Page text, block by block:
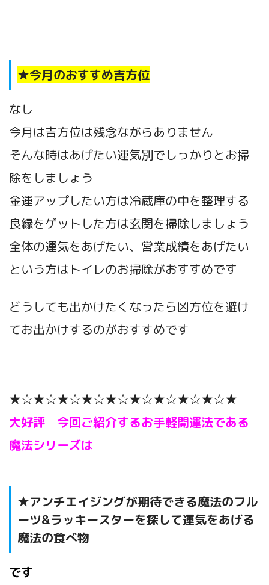
★今月のおすすめ吉方位
なし
今月は吉方位は残念ながらありません
そんな時はあげたい運気別でしっかりとお掃
除をしましょう
金運アップしたい方は冷蔵庫の中を整理する
良縁をゲットした方は玄関を掃除しましょう
全体の運気をあげたい、営業成績をあげたい
という方はトイレのお掃除がおすすめです
どうしても出かけたくなったら凶方位を避け
てお出かけするのがおすすめです
★☆★☆★☆★☆★☆★☆★☆★☆★☆★
大好評 今回ご紹介するお手軽開運法である
魔法シリーズは
★アンチエイジングが期待できる魔法のフル
ーツ&ラッキースターを探して運気をあげる
魔法の食べ物
です